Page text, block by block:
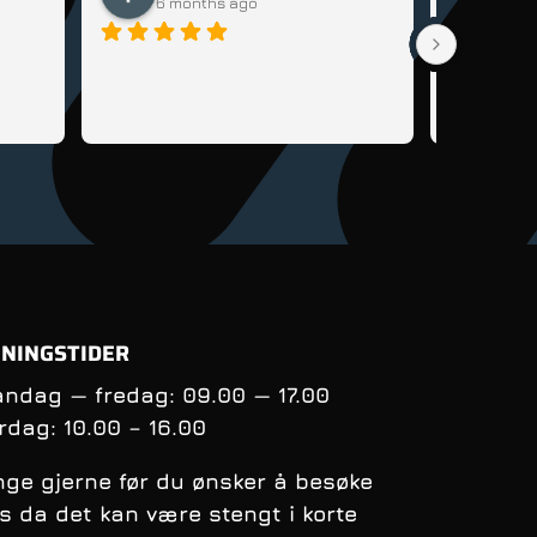
Veldig
— fredag: 09.00 — 17.00
10.00 – 16.00
gjerne før du ønsker å besøke
da det kan være stengt i korte